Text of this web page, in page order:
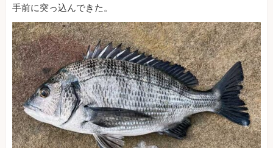
手前に突っ込んできた。